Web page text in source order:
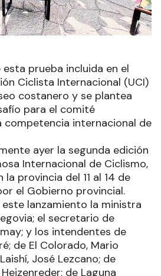
prueba incluida en el
Ciclista Internacional (UCI)
costanero y se plantea
para el comité
competencia internacional de
ayer la segunda edición
Internacional de Ciclismo,
provincia del 11 al 14 de
el Gobierno provincial.
lanzamiento la ministra
el secretario de
y los intendentes de
de El Colorado, Mario
José Lezcano; de
de Laguna